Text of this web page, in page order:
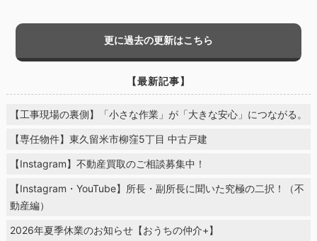
更に過去の更新はこちら
【最新記事】
【工事現場の裏側】「小さな作業」が「大きな安心」につながる。
【専任物件】東久留米市柳窪5丁目 中古戸建
【Instagram】不動産買取のご相談募集中！
【Instagram・YouTube】所長・副所長に聞いた究極の二択！（不
動産編）
2026年夏季休業のお知らせ【おうちの仲介+】